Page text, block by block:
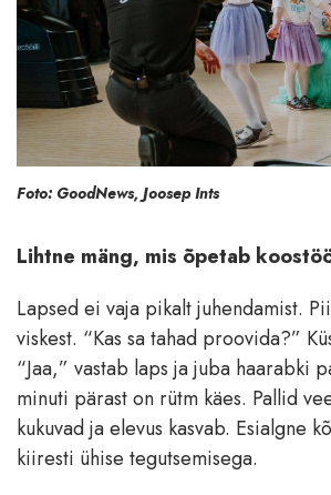
Foto: GoodNews, Joosep Ints
Lihtne mäng, mis õpetab
Lapsed ei vaja pikalt juhendamist.
viskest. “Kas sa tahad proovida?”
“Jaa,” vastab laps ja juba haarabki
minuti pärast on rütm käes. Pallid
kukuvad ja elevus kasvab. Esialgne
kiiresti ühise tegutsemisega.